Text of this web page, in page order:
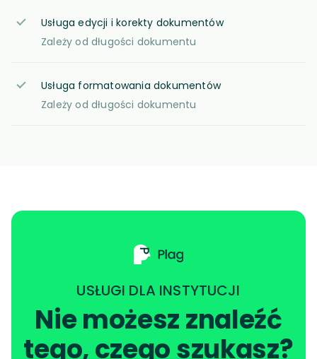
Usługa edycji i korekty dokumentów
Zależy od długości dokumentu
Usługa formatowania dokumentów
Zależy od długości dokumentu
USŁUGI DLA INSTYTUCJI
Nie możesz znaleźć
tego, czego szukasz?